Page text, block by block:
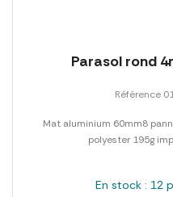
Parasol rond
Référence
Mat aluminium 60mm8
polyester 195g
En stock : 12